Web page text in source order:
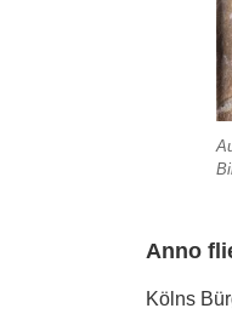
Anno
Kölns